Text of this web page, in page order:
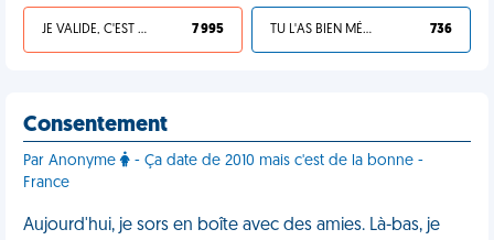
JE VALIDE, C'EST UNE VDM 7 995 TU L'AS BIEN MÉRITÉ 736
Consentement
Par Anonyme
- Ça date de 2010 mais c'est de la bonne -
France
Aujourd'hui, je sors en boîte avec des amies. Là-bas, je